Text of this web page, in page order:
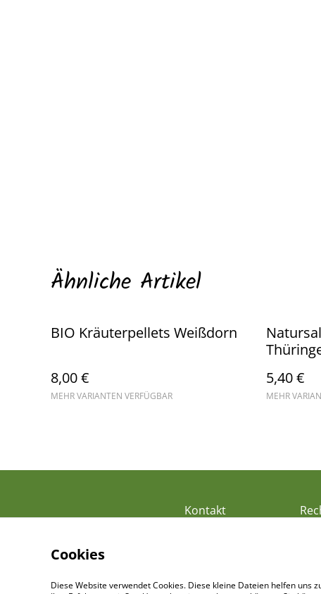
Ähnliche Artikel
BIO Kräuterpellets Weißdorn
8,00 €
MEHR VARIANTEN VERFÜGBAR
5,40 €
MEHR
Kontakt
Cookies
Diese Website verwendet Cookies. Diese kleine Dateien helfen uns